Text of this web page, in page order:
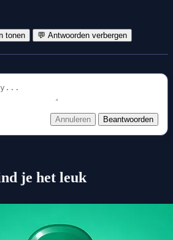
tonen 💬 Antwoorden verbergen
Annuleren Beantwoorden
je het leuk